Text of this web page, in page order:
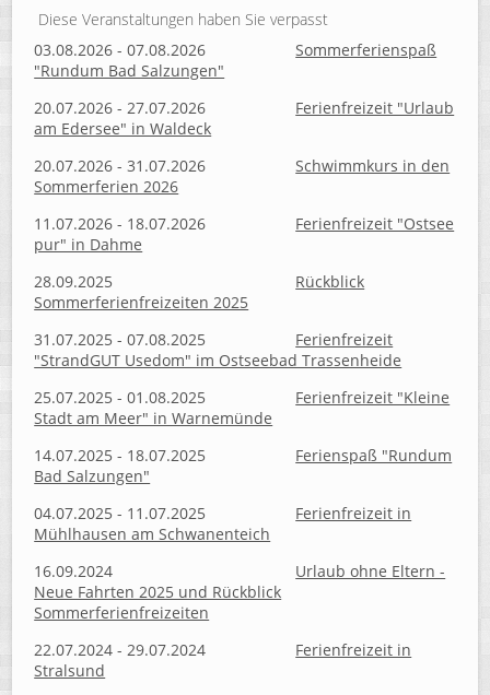
Diese Veranstaltungen haben Sie verpasst
03.08.2026 - 07.08.2026
Sommerferienspaß
"Rundum Bad Salzungen"
20.07.2026 - 27.07.2026
Ferienfreizeit "Urlaub
am Edersee" in Waldeck
20.07.2026 - 31.07.2026
Schwimmkurs in den
Sommerferien 2026
11.07.2026 - 18.07.2026
Ferienfreizeit "Ostsee
pur" in Dahme
28.09.2025
Rückblick
Sommerferienfreizeiten 2025
31.07.2025 - 07.08.2025
Ferienfreizeit
"StrandGUT Usedom" im Ostseebad Trassenheide
25.07.2025 - 01.08.2025
Ferienfreizeit "Kleine
Stadt am Meer" in Warnemünde
14.07.2025 - 18.07.2025
Ferienspaß "Rundum
Bad Salzungen"
04.07.2025 - 11.07.2025
Ferienfreizeit in
Mühlhausen am Schwanenteich
16.09.2024
Urlaub ohne Eltern -
Neue Fahrten 2025 und Rückblick
Sommerferienfreizeiten
22.07.2024 - 29.07.2024
Ferienfreizeit in
Stralsund